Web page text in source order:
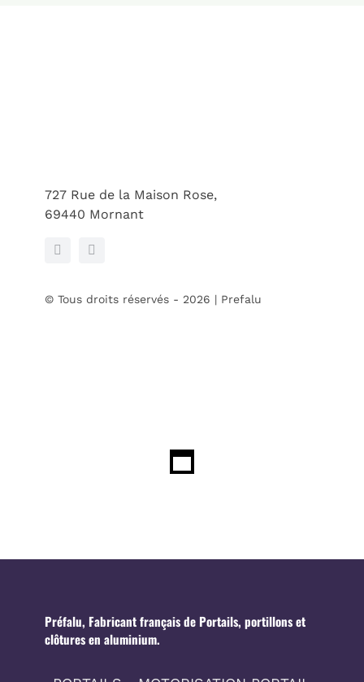
727 Rue de la Maison Rose,
69440 Mornant
© Tous droits réservés - 2026 | Prefalu
Préfalu, Fabricant français de Portails, portillons et
clôtures en aluminium.